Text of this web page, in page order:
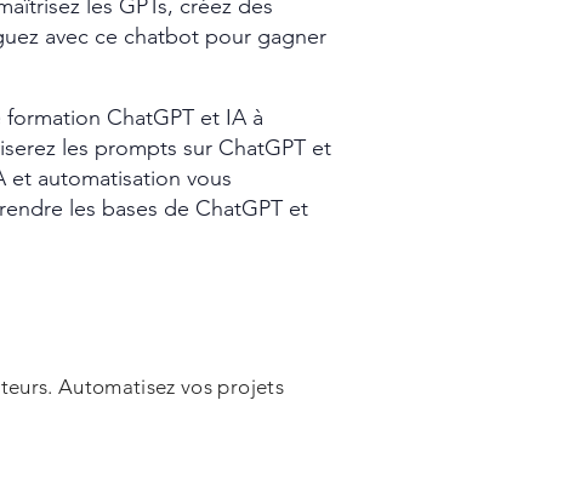
les GPTs, créez des
avec ce chatbot pour gagner
ChatGPT et IA à
les prompts sur ChatGPT et
et automatisation vous
les bases de ChatGPT et
Automatisez vos projets